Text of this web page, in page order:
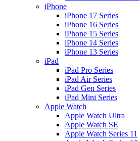
iPhone
iPhone 17 Series
iPhone 16 Series
iPhone 15 Series
iPhone 14 Series
iPhone 13 Series
iPad
iPad Pro Series
iPad Air Series
iPad Gen Series
iPad Mini Series
Apple Watch
Apple Watch Ultra
Apple Watch SE
Apple Watch Series 11